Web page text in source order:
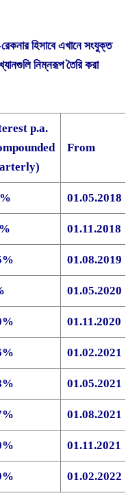
হিসাবে এখানে সংযুক্ত
নিম্নরূপ তৈরি করা
p.a.
From
01.05.2018
01.11.2018
01.08.2019
01.05.2020
01.11.2020
01.02.2021
01.05.2021
01.08.2021
01.11.2021
01.02.2022